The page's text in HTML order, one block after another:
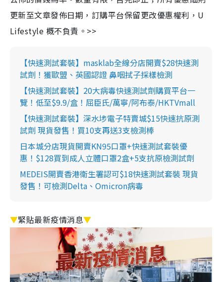
更新至文章發佈日期，訂購平台保留更改優惠權利，U
Lifestyle 概不負責。>>
【快速測試套裝】masklab全線分店開賣$28快速測
試劑！獲歐盟、英國認證 鼻咽拭子採樣檢測
【快速測試套裝】20大病毒快速測試劑購買平台一
覽！低至$9.9/盒！屈臣氏/萬寧/阿布泰/HKTVmall
【快速測試套裝】深水埗電子特賣城$15快速抗原測
試劑 現貨發售！買10支再送3支檢測棒
日本城分店現貨開賣KN95口罩+快速測試套裝優
惠！$128買到成人立體口罩2盒+5支抗原檢測試劑
MEDEIS開賣香港衛生署認可$18快速測試套裝 現貨
發售！可檢測Delta、Omicron病毒
▼緊貼最新疫情消息▼